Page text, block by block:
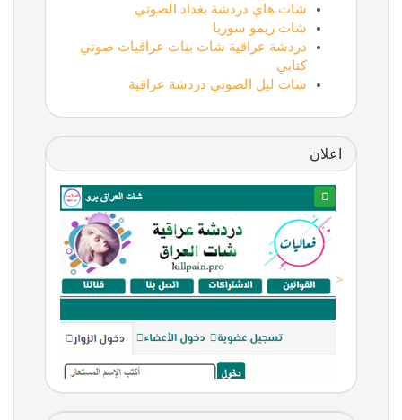
شات هاي دردشة بغداد الصوتي
شات ريمو سوريا
دردشة عراقية شات بنات عراقيات صوتي
كتابي
شات ليل الصوتي دردشة عراقية
اعلان
<